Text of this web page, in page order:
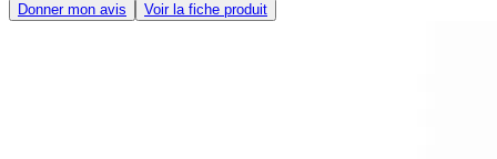
Donner mon avis Voir la fiche produit